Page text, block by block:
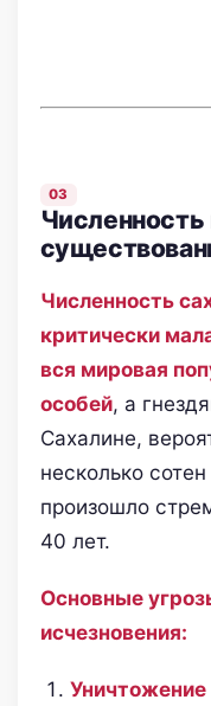
Численность
Численность
критически
вся мировая
особей, а
Сахалине,
несколько
произошло
40 лет.
Основные
исчезновения:
Уничтожение